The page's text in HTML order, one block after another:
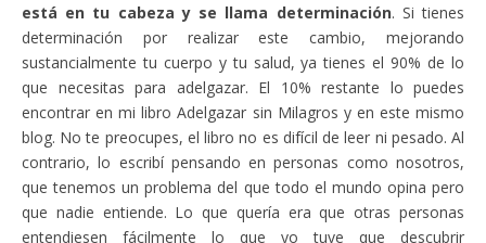
está en tu cabeza y se llama determinación. Si tienes
determinación por realizar este cambio, mejorando
sustancialmente tu cuerpo y tu salud, ya tienes el 90% de lo
que necesitas para adelgazar. El 10% restante lo puedes
encontrar en mi libro Adelgazar sin Milagros y en este mismo
blog. No te preocupes, el libro no es difícil de leer ni pesado. Al
contrario, lo escribí pensando en personas como nosotros,
que tenemos un problema del que todo el mundo opina pero
que nadie entiende. Lo que quería era que otras personas
entendiesen fácilmente lo que yo tuve que descubrir